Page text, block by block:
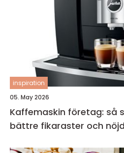
inspiration
05. May 2026
Kaffemaskin företag: så
bättre fikaraster och